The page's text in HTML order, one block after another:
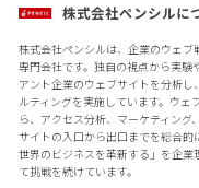
株式会社ペンシルに
株式会社ペンシルは、企業のウェ
専門会社です。独自の視点から実
アント企業のウェブサイトを分析
ルティングを実施しています。ウ
ら、アクセス分析、マーケティン
サイトの入口から出口までを総合
世界のビジネスを革新する」を企
て挑戦を続けています。